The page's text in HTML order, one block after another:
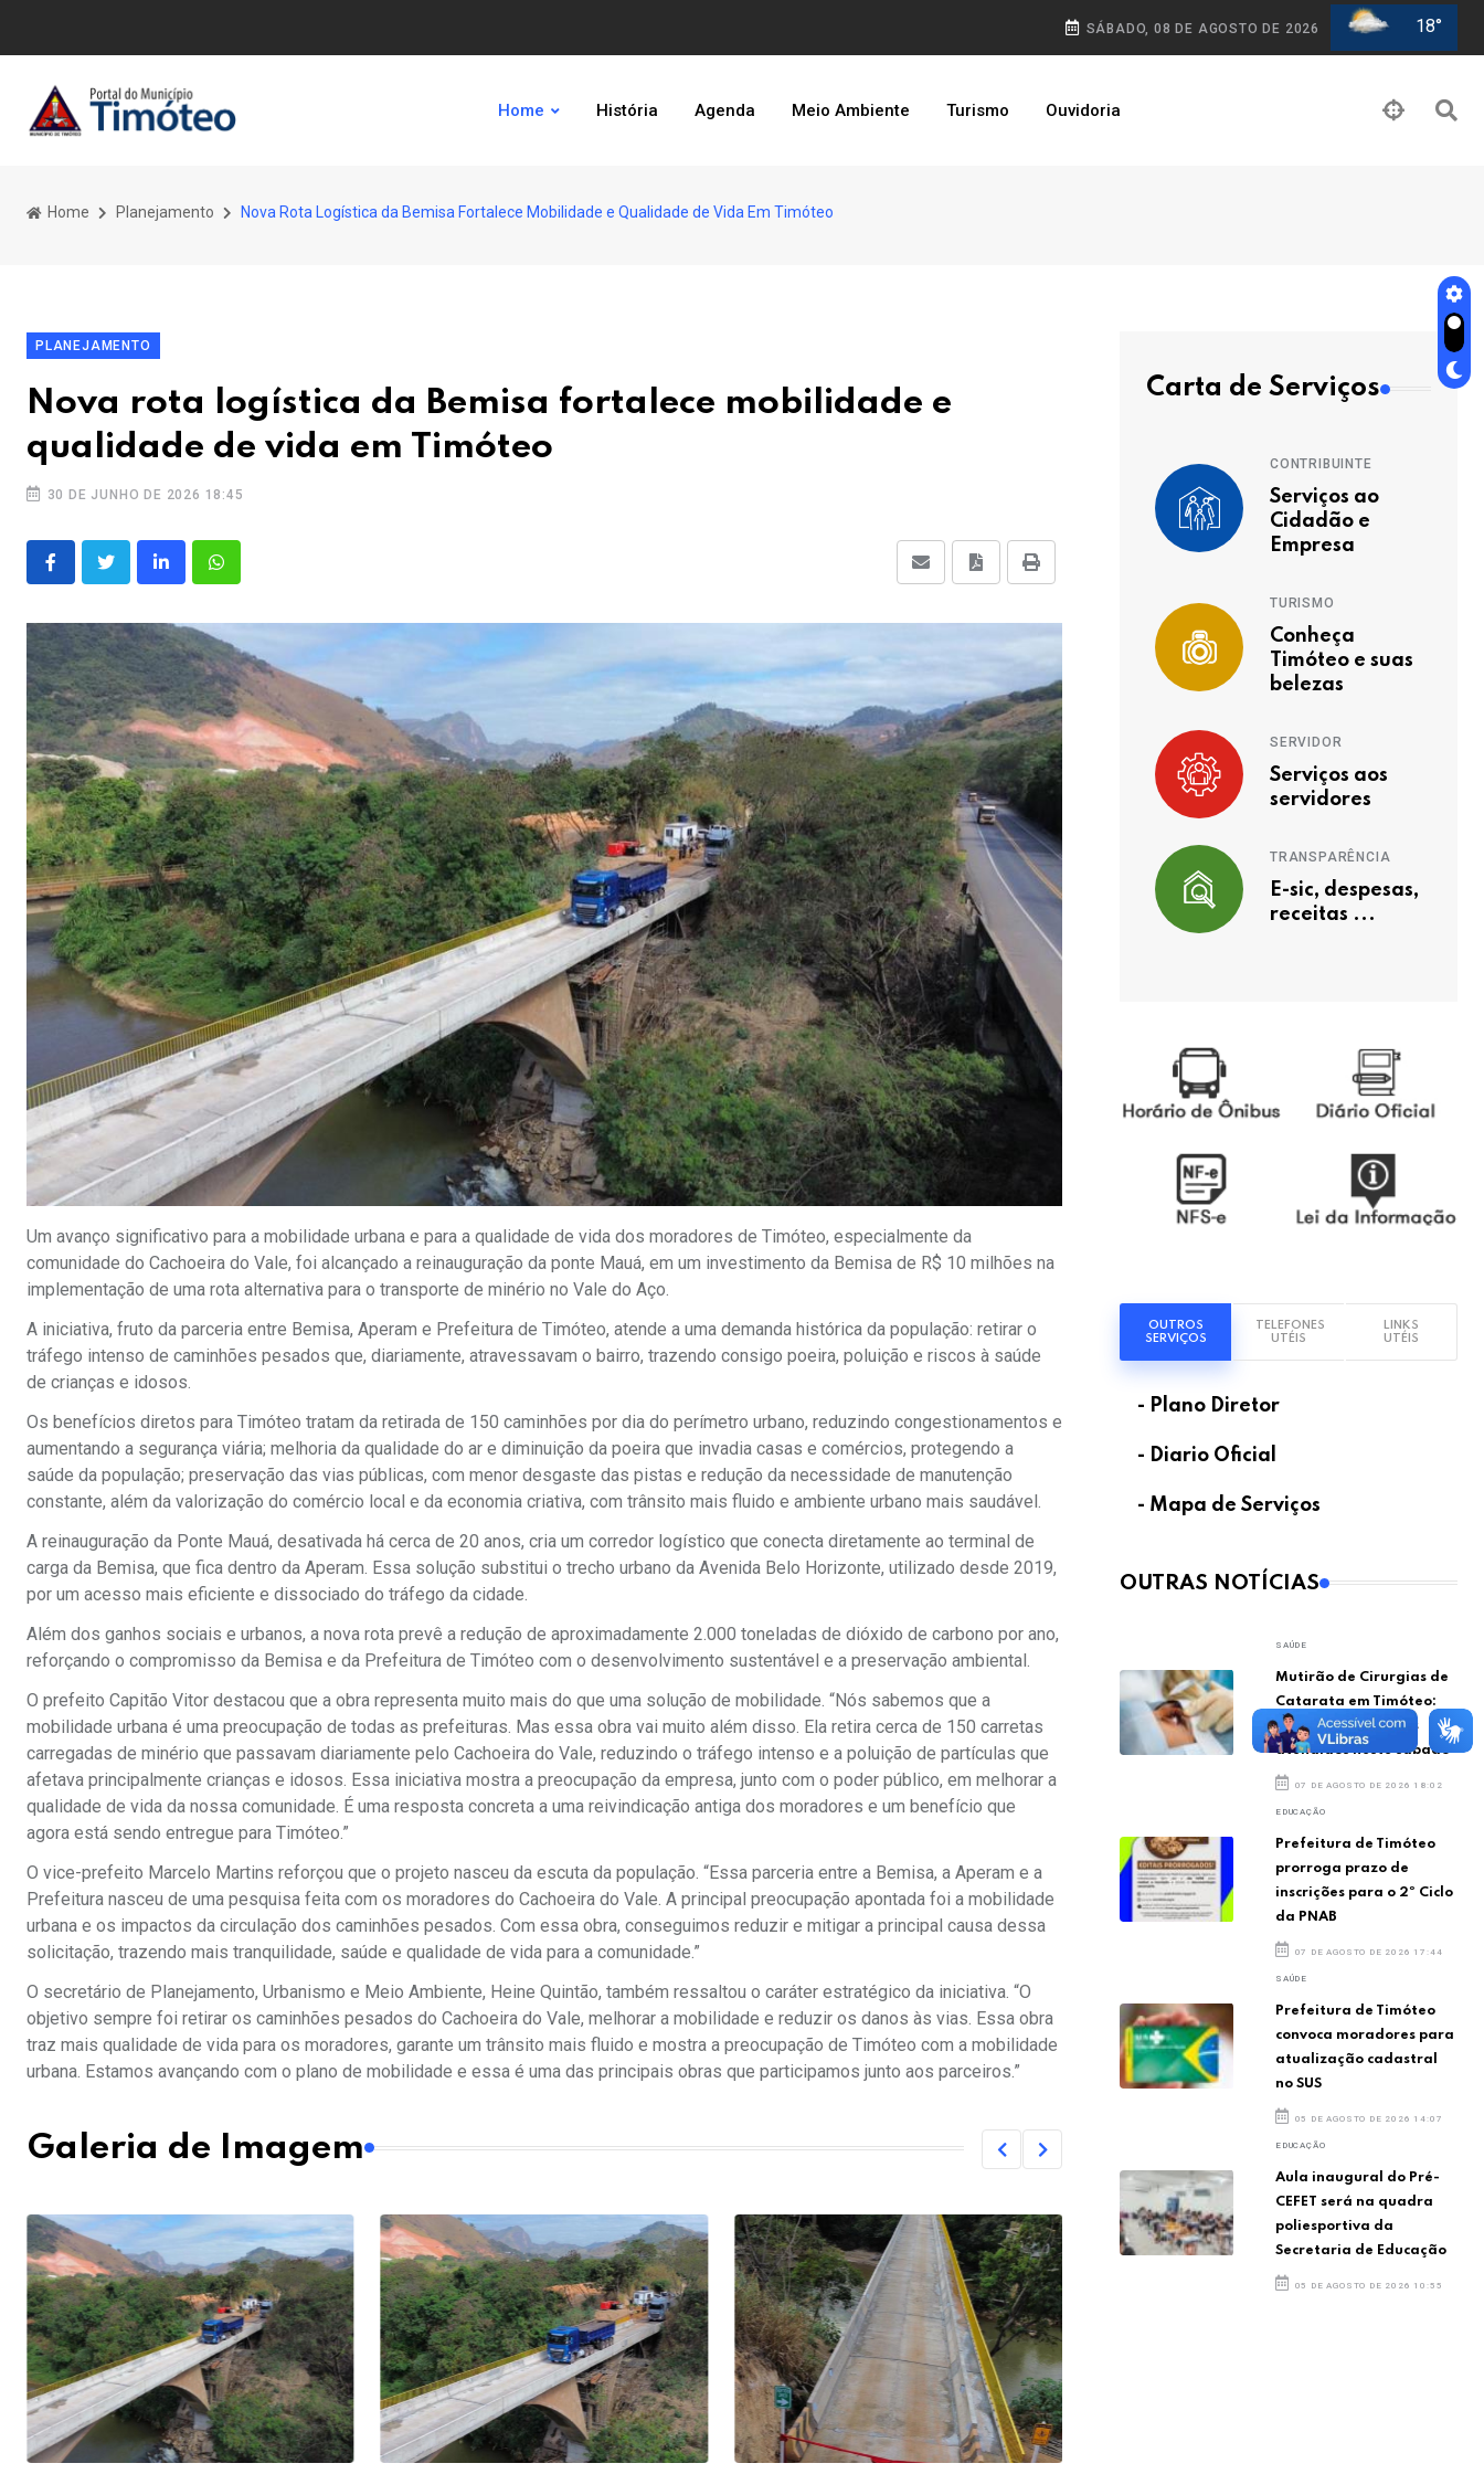
SÁBADO, 08 DE AGOSTO DE 2026 18°
Home História Agenda Meio Ambiente Turismo Ouvidoria
Home Planejamento Nova Rota Logística da Bemisa Fortalece Mobilidade e Qualidade de Vida Em Timóteo
PLANEJAMENTO
Nova rota logística da Bemisa fortalece mobilidade e
qualidade de vida em Timóteo
30 DE JUNHO DE 2026 18:45
Um avanço significativo para a mobilidade urbana e para a qualidade de vida dos moradores de Timóteo, especialmente da
comunidade do Cachoeira do Vale, foi alcançado a reinauguração da ponte Mauá, em um investimento da Bemisa de R$ 10 milhões na
implementação de uma rota alternativa para o transporte de minério no Vale do Aço.
A iniciativa, fruto da parceria entre Bemisa, Aperam e Prefeitura de Timóteo, atende a uma demanda histórica da população: retirar o
tráfego intenso de caminhões pesados que, diariamente, atravessavam o bairro, trazendo consigo poeira, poluição e riscos à saúde
de crianças e idosos.
Os benefícios diretos para Timóteo tratam da retirada de 150 caminhões por dia do perímetro urbano, reduzindo congestionamentos e
aumentando a segurança viária; melhoria da qualidade do ar e diminuição da poeira que invadia casas e comércios, protegendo a
saúde da população; preservação das vias públicas, com menor desgaste das pistas e redução da necessidade de manutenção
constante, além da valorização do comércio local e da economia criativa, com trânsito mais fluido e ambiente urbano mais saudável.
A reinauguração da Ponte Mauá, desativada há cerca de 20 anos, cria um corredor logístico que conecta diretamente ao terminal de
carga da Bemisa, que fica dentro da Aperam. Essa solução substitui o trecho urbano da Avenida Belo Horizonte, utilizado desde 2019,
por um acesso mais eficiente e dissociado do tráfego da cidade.
Além dos ganhos sociais e urbanos, a nova rota prevê a redução de aproximadamente 2.000 toneladas de dióxido de carbono por ano,
reforçando o compromisso da Bemisa e da Prefeitura de Timóteo com o desenvolvimento sustentável e a preservação ambiental.
O prefeito Capitão Vitor destacou que a obra representa muito mais do que uma solução de mobilidade. “Nós sabemos que a
mobilidade urbana é uma preocupação de todas as prefeituras. Mas essa obra vai muito além disso. Ela retira cerca de 150 carretas
carregadas de minério que passavam diariamente pelo Cachoeira do Vale, reduzindo o tráfego intenso e a poluição de partículas que
afetava principalmente crianças e idosos. Essa iniciativa mostra a preocupação da empresa, junto com o poder público, em melhorar a
qualidade de vida da nossa comunidade. É uma resposta concreta a uma reivindicação antiga dos moradores e um benefício que
agora está sendo entregue para Timóteo.”
O vice-prefeito Marcelo Martins reforçou que o projeto nasceu da escuta da população. “Essa parceria entre a Bemisa, a Aperam e a
Prefeitura nasceu de uma pesquisa feita com os moradores do Cachoeira do Vale. A principal preocupação apontada foi a mobilidade
urbana e os impactos da circulação dos caminhões pesados. Com essa obra, conseguimos reduzir e mitigar a principal causa dessa
solicitação, trazendo mais tranquilidade, saúde e qualidade de vida para a comunidade.”
O secretário de Planejamento, Urbanismo e Meio Ambiente, Heine Quintão, também ressaltou o caráter estratégico da iniciativa. “O
objetivo sempre foi retirar os caminhões pesados do Cachoeira do Vale, melhorar a mobilidade e reduzir os danos às vias. Essa obra
traz mais qualidade de vida para os moradores, garante um trânsito mais fluido e mostra a preocupação de Timóteo com a mobilidade
urbana. Estamos avançando com o plano de mobilidade e essa é uma das principais obras que participamos junto aos parceiros.”
Galeria de Imagem
Carta de Serviços
CONTRIBUINTE
Serviços ao
Cidadão e
Empresa
TURISMO
Conheça
Timóteo e suas
belezas
SERVIDOR
Serviços aos
servidores
TRANSPARÊNCIA
E-sic, despesas,
receitas ...
OUTROS
SERVIÇOS
TELEFONES
UTÉIS
LINKS
UTÉIS
- Plano Diretor
- Diario Oficial
- Mapa de Serviços
OUTRAS NOTÍCIAS
SAÚDE
Mutirão de Cirurgias de
Catarata em Timóteo:
quase 150 pacientes
atendidos neste sábado
07 DE AGOSTO DE 2026 18:02
EDUCAÇÃO
Prefeitura de Timóteo
prorroga prazo de
inscrições para o 2º Ciclo
da PNAB
07 DE AGOSTO DE 2026 17:44
SAÚDE
Prefeitura de Timóteo
convoca moradores para
atualização cadastral
no SUS
05 DE AGOSTO DE 2026 14:07
EDUCAÇÃO
Aula inaugural do Pré-
CEFET será na quadra
poliesportiva da
Secretaria de Educação
05 DE AGOSTO DE 2026 10:55